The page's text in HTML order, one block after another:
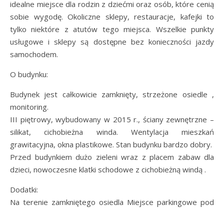
idealne miejsce dla rodzin z dziećmi oraz osób, które cenią
sobie wygodę. Okoliczne sklepy, restauracje, kafejki to
tylko niektóre z atutów tego miejsca. Wszelkie punkty
usługowe i sklepy są dostępne bez konieczności jazdy
samochodem.
O budynku:
Budynek jest całkowicie zamknięty, strzeżone osiedle ,
monitoring.
III piętrowy, wybudowany w 2015 r., ściany zewnętrzne –
silikat, cichobieżna winda. Wentylacja mieszkań
grawitacyjna, okna plastikowe. Stan budynku bardzo dobry.
Przed budynkiem dużo zieleni wraz z placem zabaw dla
dzieci, nowoczesne klatki schodowe z cichobieżną windą .
Dodatki:
Na terenie zamkniętego osiedla Miejsce parkingowe pod